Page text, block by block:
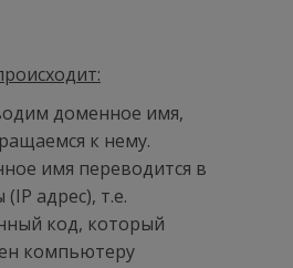
доменное имя,
к нему.
имя переводится в
адрес), т.е.
код, который
компьютеру